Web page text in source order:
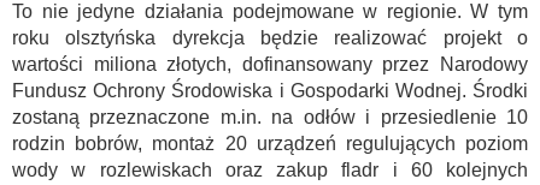
To nie jedyne działania podejmowane w regionie. W tym
roku olsztyńska dyrekcja będzie realizować projekt o
wartości miliona złotych, dofinansowany przez Narodowy
Fundusz Ochrony Środowiska i Gospodarki Wodnej. Środki
zostaną przeznaczone m.in. na odłów i przesiedlenie 10
rodzin bobrów, montaż 20 urządzeń regulujących poziom
wody w rozlewiskach oraz zakup fladr i 60 kolejnych